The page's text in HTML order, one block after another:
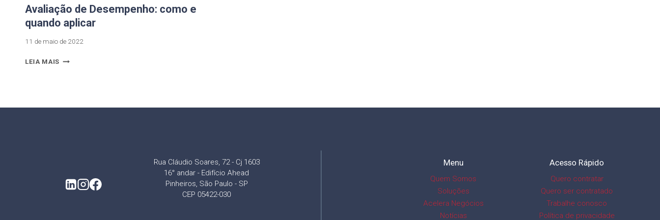
Avaliação de Desempenho: como e
quando aplicar
11 de maio de 2022
LEIA MAIS
Rua Cláudio Soares, 72 - Cj 1603
16° andar - Edifício Ahead
Pinheiros, São Paulo - SP
CEP 05422-030
Menu
Quem Somos
Soluções
Acelera Negócios
Notícias
Acesso Rápido
Quero contratar
Quero ser contratado
Trabalhe conosco
Política de privacidade